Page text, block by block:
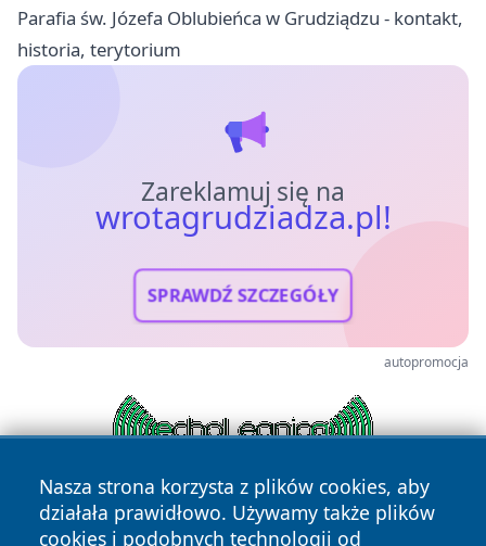
Parafia św. Józefa Oblubieńca w Grudziądzu - kontakt,
historia, terytorium
Zareklamuj się na
wrotagrudziadza.pl!
SPRAWDŹ SZCZEGÓŁY
autopromocja
Nasza strona korzysta z plików cookies, aby
działała prawidłowo. Używamy także plików
cookies i podobnych technologii od